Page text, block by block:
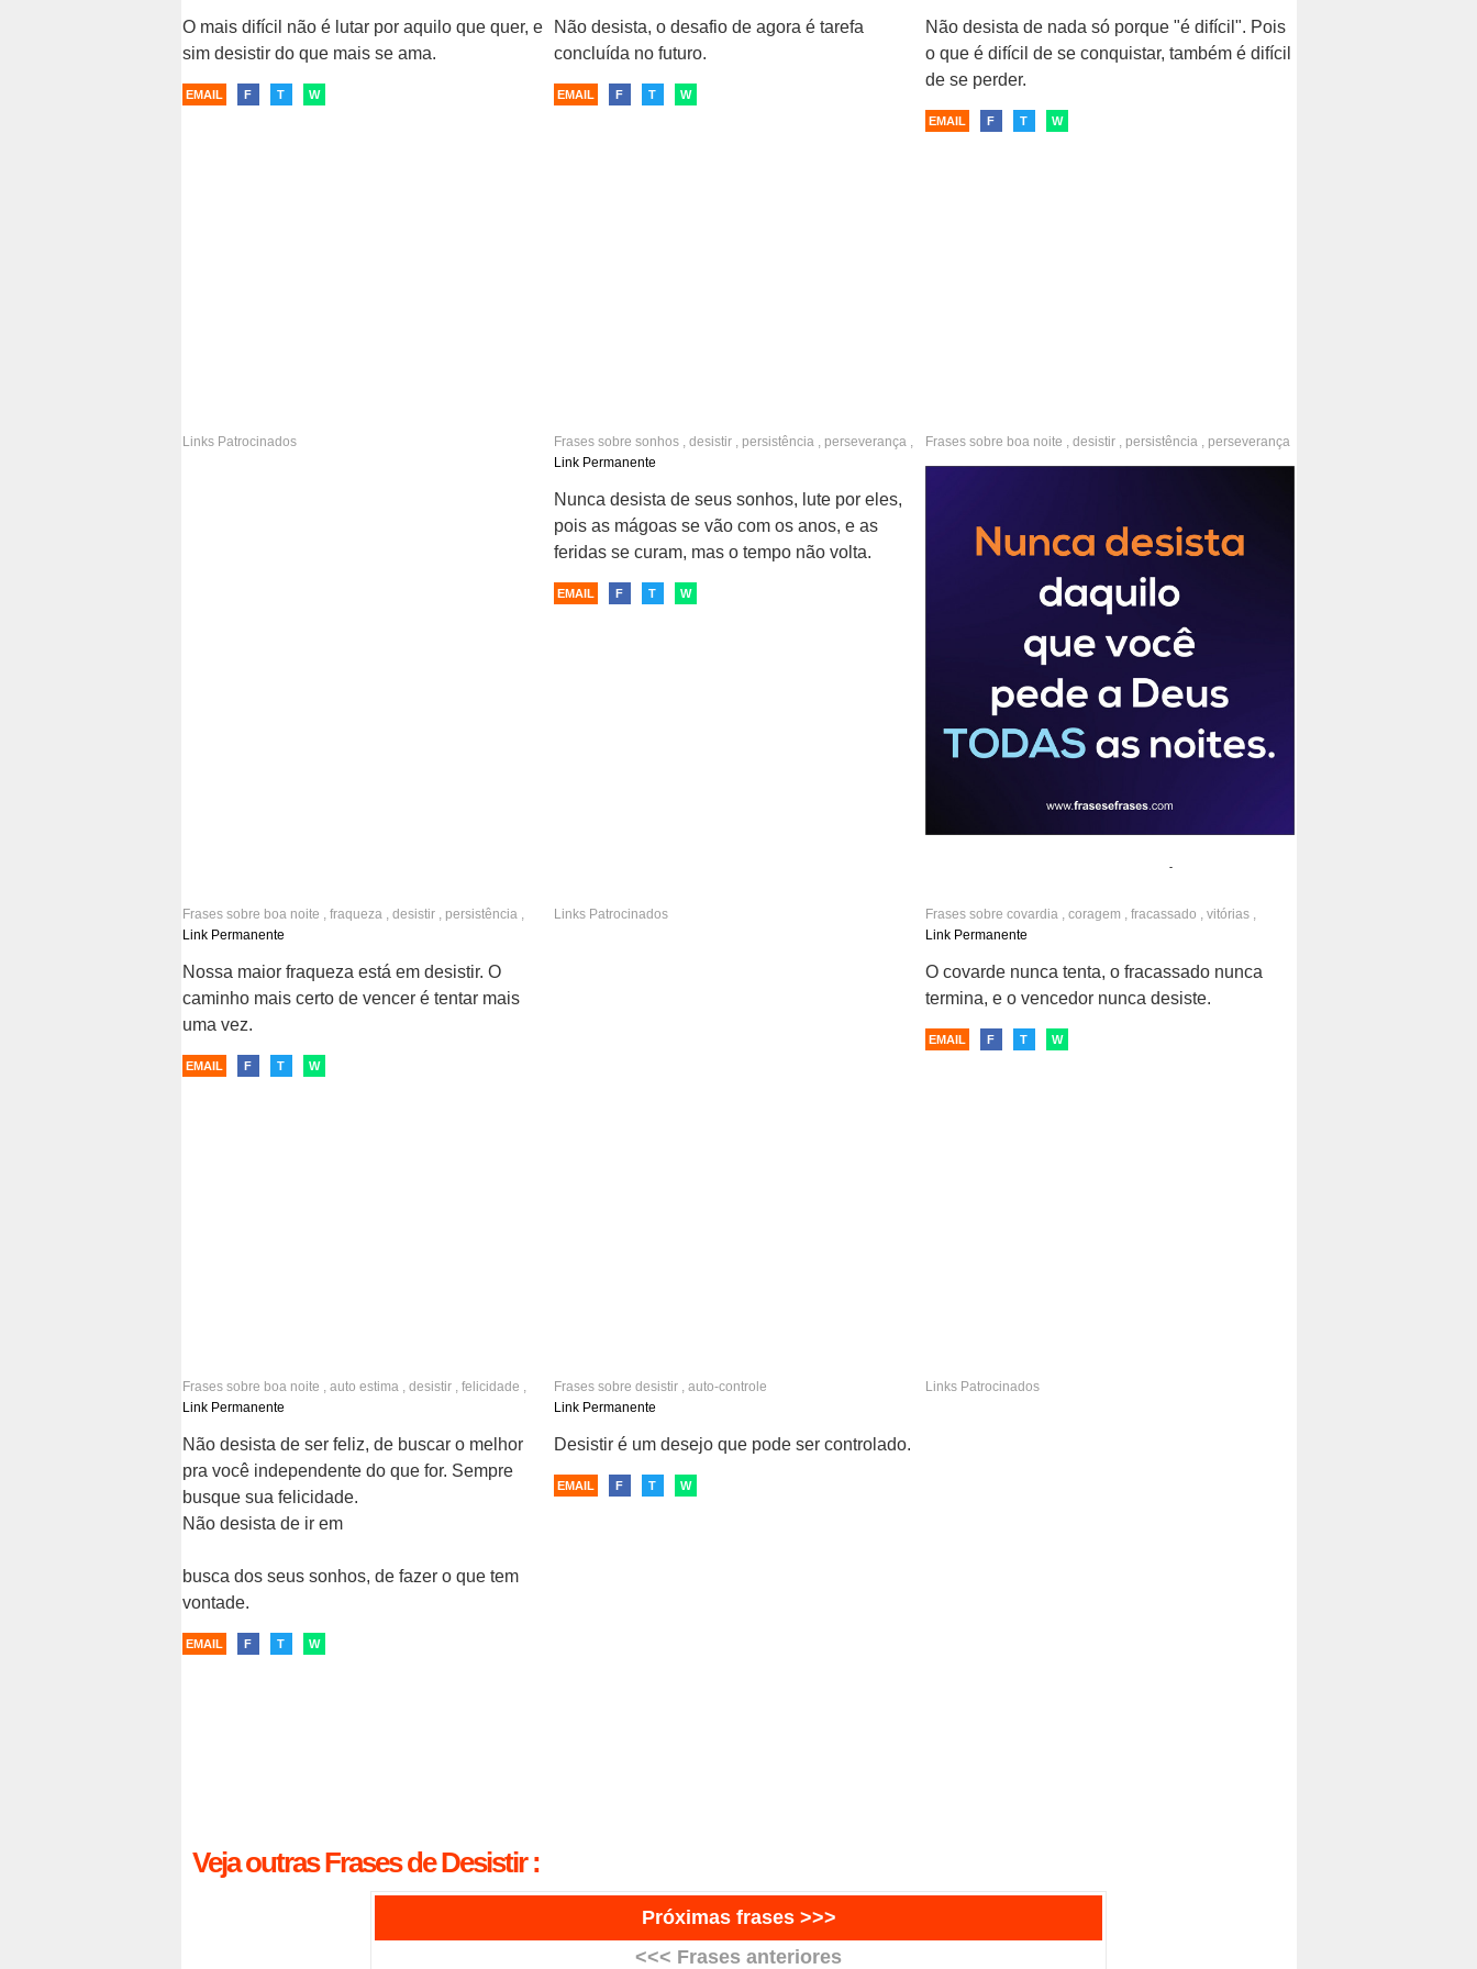
O mais difícil não é lutar por aquilo que quer, e
sim desistir do que mais se ama.
EMAIL F T W
Não desista, o desafio de agora é tarefa
concluída no futuro.
EMAIL F T W
Não desista de nada só porque "é difícil". Pois
o que é difícil de se conquistar, também é difícil
de se perder.
EMAIL F T W
Links Patrocinados Frases sobre sonhos, desistir, persistência, perseverança,
mágoa,sofrimento
Link Permanente
Nunca desista de seus sonhos, lute por eles,
pois as mágoas se vão com os anos, e as
feridas se curam, mas o tempo não volta.
EMAIL F T W
Frases sobre boa noite , desistir, persistência, perseverança
EMAIL P F
Frases sobre boa noite , fraqueza, desistir, persistência,
perseverança,confiança
Link Permanente
Nossa maior fraqueza está em desistir. O
caminho mais certo de vencer é tentar mais
uma vez.
EMAIL F T W
Links Patrocinados Frases sobre covardia, coragem , fracassado , vitórias,
otimismo,desistir
Link Permanente
O covarde nunca tenta, o fracassado nunca
termina, e o vencedor nunca desiste.
EMAIL F T W
Frases sobre boa noite , auto estima, desistir, felicidade ,
sonhos
Link Permanente
Não desista de ser feliz, de buscar o melhor
pra você independente do que for. Sempre
busque sua felicidade.
Não desista de ir em
busca dos seus sonhos, de fazer o que tem
vontade.
EMAIL F T W
Frases sobre desistir, auto-controle
Link Permanente
Desistir é um desejo que pode ser controlado.
EMAIL F T W
Links Patrocinados
Veja outras Frases de Desistir :
Próximas frases >>>
<<< Frases anteriores